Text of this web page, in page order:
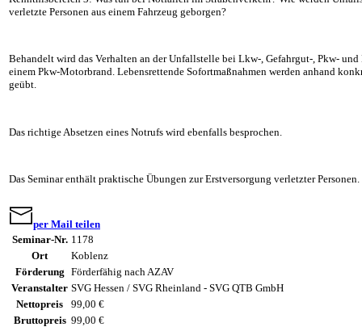
verletzte Personen aus einem Fahrzeug geborgen?
Behandelt wird das Verhalten an der Unfallstelle bei Lkw-, Gefahrgut-, Pkw-
einem Pkw-Motorbrand. Lebensrettende Sofortmaßnahmen werden anhand
geübt.
Das richtige Absetzen eines Notrufs wird ebenfalls besprochen.
Das Seminar enthält praktische Übungen zur Erstversorgung verletzter Personen.
per Mail teilen
Seminar-Nr. 1178
Ort
Koblenz
Förderung Förderfähig nach AZAV
Veranstalter SVG Hessen / SVG Rheinland - SVG QTB GmbH
Nettopreis
99,00 €
Bruttopreis 99,00 €